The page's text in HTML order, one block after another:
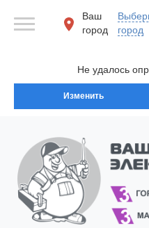
Не удалось
Изменить
Ваш
город
город